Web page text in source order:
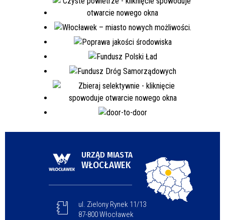
URZĄD MIASTA
WŁOCŁAWEK
ul. Zielony Rynek 11/13
87-800 Włocławek